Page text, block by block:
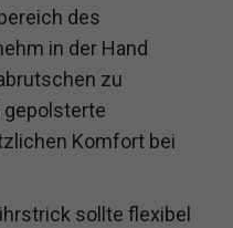
des
in der Hand
zu
gepolsterte
Komfort bei
sollte flexibel